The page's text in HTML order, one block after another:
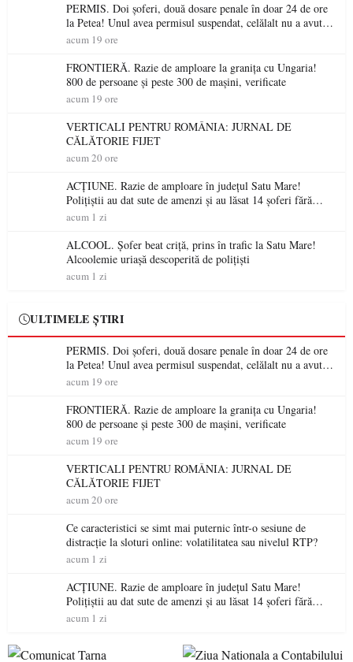
PERMIS. Doi șoferi, două dosare penale în doar 24 de ore
la Petea! Unul avea permisul suspendat, celălalt nu a avut
niciodată permis
acum 19 ore
FRONTIERĂ. Razie de amploare la granița cu Ungaria!
800 de persoane și peste 300 de mașini, verificate
acum 19 ore
VERTICALI PENTRU ROMÂNIA: JURNAL DE
CĂLĂTORIE FIJET
acum 20 ore
ACȚIUNE. Razie de amploare în județul Satu Mare!
Polițiștii au dat sute de amenzi și au lăsat 14 șoferi fără
permis într-o singură zi
acum 1 zi
ALCOOL. Șofer beat criță, prins în trafic la Satu Mare!
Alcoolemie uriașă descoperită de polițiști
acum 1 zi
ULTIMELE ȘTIRI
PERMIS. Doi șoferi, două dosare penale în doar 24 de ore
la Petea! Unul avea permisul suspendat, celălalt nu a avut
niciodată permis
acum 19 ore
FRONTIERĂ. Razie de amploare la granița cu Ungaria!
800 de persoane și peste 300 de mașini, verificate
acum 19 ore
VERTICALI PENTRU ROMÂNIA: JURNAL DE
CĂLĂTORIE FIJET
acum 20 ore
Ce caracteristici se simt mai puternic într-o sesiune de
distracție la sloturi online: volatilitatea sau nivelul RTP?
acum 1 zi
ACȚIUNE. Razie de amploare în județul Satu Mare!
Polițiștii au dat sute de amenzi și au lăsat 14 șoferi fără
permis într-o singură zi
acum 1 zi